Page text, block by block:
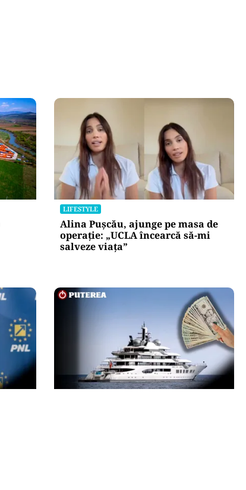
LIFESTYLE
Alina Pușcău, ajunge pe masa de
operație: „UCLA încearcă să-mi
salveze viața”